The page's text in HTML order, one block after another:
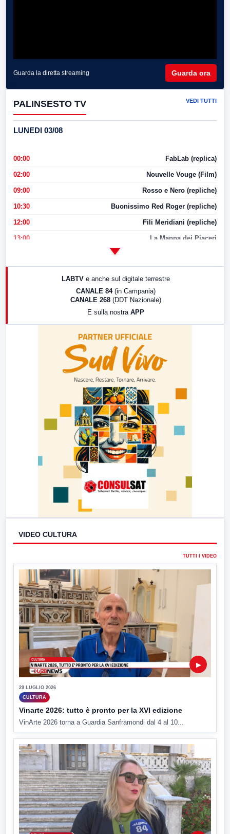
Guarda la diretta streaming Guarda ora
PALINSESTO TV VEDI TUTTI
LUNEDI 03/08
00:00 FabLab (replica)
02:00 Nouvelle Vouge (Film)
09:00 Rosso e Nero (repliche)
10:30 Buonissimo Red Roger (repliche)
12:00 Fili Meridiani (repliche)
13:00 La Mappa dei Piaceri
LABTV e anche sul digitale terrestre
CANALE 84 (in Campania)
CANALE 268 (DDT Nazionale)
E sulla nostra APP
VIDEO CULTURA
TUTTI I VIDEO
▶
29 LUGLIO 2026
CULTURA
Vinarte 2026: tutto è pronto per la XVI edizione
VinArte 2026 torna a Guardia Sanframondi dal 4 al 10...